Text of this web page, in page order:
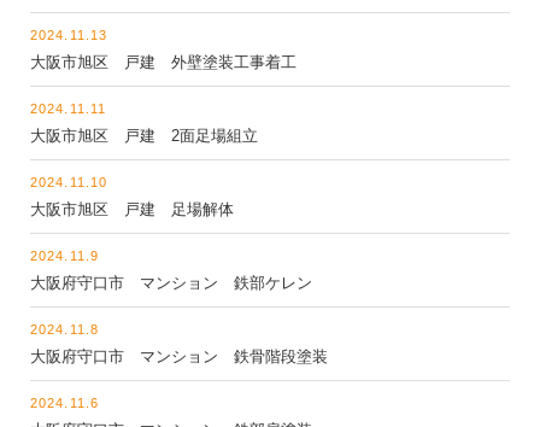
2024.11.13
大阪市旭区 戸建 外壁塗装工事着工
2024.11.11
大阪市旭区 戸建 2面足場組立
2024.11.10
大阪市旭区 戸建 足場解体
2024.11.9
大阪府守口市 マンション 鉄部ケレン
2024.11.8
大阪府守口市 マンション 鉄骨階段塗装
2024.11.6